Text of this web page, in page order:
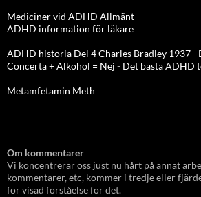
Mediciner vid ADHD Allmänt-
ADHD information för läkare
ADHD historia Del 4 Charles Bradley 1937 -
Concerta + Alkohol = Nej - Det bästa ADHD
Metamfetamin Meth
-----------------------------------------------
Om kommentarer
Vi koncentrerar oss just nu hårt på annat
kommentarer, etc, kommer i tredje eller
för visad förståelse för det.